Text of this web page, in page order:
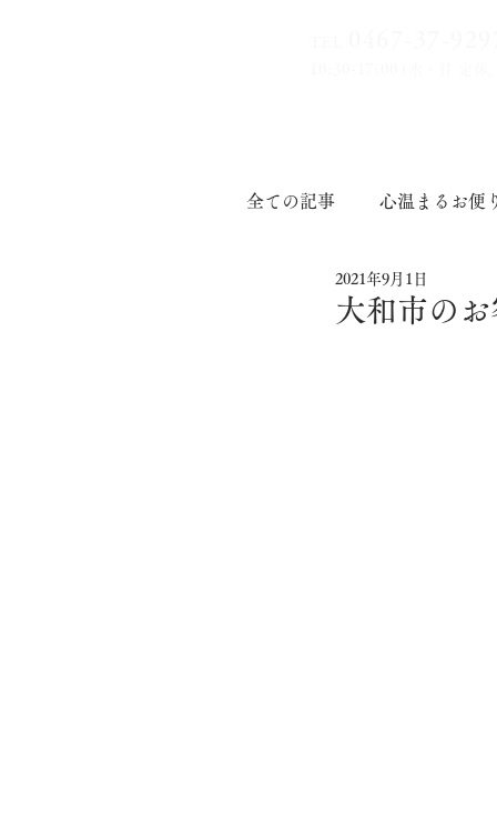
全ての記事 心温まるお便
印章道
大和市の
2021年9月1日